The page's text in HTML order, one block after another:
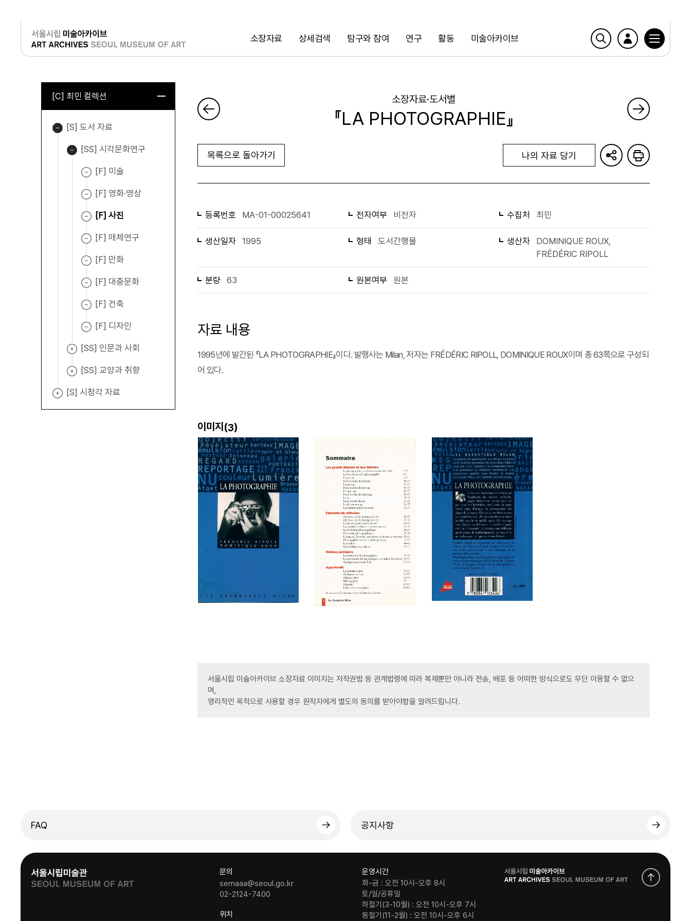
소장자료 상세검색 탐구와 참여 연구 활동 미술아카이브
검색
로그인
[C] 최민 컬렉션
[S] 도서 자료
[SS] 시각문화연구
[F] 미술
[F] 영화·영상
[F] 사진
[F] 매체연구
[F] 만화
[F] 대중문화
[F] 건축
[F] 디자인
[SS] 인문과 사회
[SS] 교양과 취향
[S] 시청각 자료
소장자료·도서별
『LA PHOTOGRAPHIE』
목록으로 돌아가기 나의 자료 담기
등록번호 MA-01-00025641 전자여부 비전자 수집처 최민
생산일자 1995 형태 도서간행물 생산자
DOMINIQUE ROUX,
FRÉDÉRIC RIPOLL
분량 63 원본여부 원본
자료 내용
1995년에 발간된 『LA PHOTOGRAPHIE』이다. 발행사는 Milan, 저자는 FRÉDÉRIC RIPOLL, DOMINIQUE ROUX이며 총 63쪽으로 구성되
어 있다.
이미지(3)
서울시립 미술아카이브 소장자료 이미지는 저작권법 등 관계법령에 따라 복제뿐만 아니라 전송, 배포 등 어떠한 방식으로도 무단 이용할 수 없으
며,
영리적인 목적으로 사용할 경우 원작자에게 별도의 동의를 받아야함을 알려드립니다.
FAQ 공지사항
문의
semaaa@seoul.go.kr
02-2124-7400
위치
운영시간
화-금 : 오전 10시-오후 8시
토/일/공휴일
하절기(3-10월) : 오전 10시-오후 7시
동절기(11-2월) : 오전 10시-오후 6시
로
고